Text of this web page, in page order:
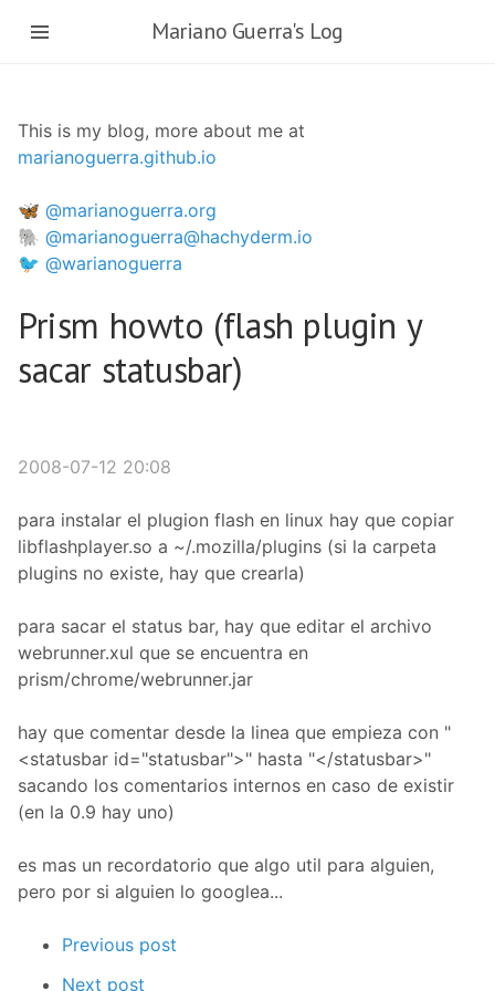
Mariano Guerra's Log
This is my blog, more about me at
marianoguerra.github.io
🦋 @marianoguerra.org
🐘 @marianoguerra@hachyderm.io
🐦 @warianoguerra
Prism howto (flash plugin y
sacar statusbar)
2008-07-12 20:08
para instalar el plugion flash en linux hay que copiar
libflashplayer.so a ~/.mozilla/plugins (si la carpeta
plugins no existe, hay que crearla)
para sacar el status bar, hay que editar el archivo
webrunner.xul que se encuentra en
prism/chrome/webrunner.jar
hay que comentar desde la linea que empieza con "
<statusbar id="statusbar">" hasta "</statusbar>"
sacando los comentarios internos en caso de existir
(en la 0.9 hay uno)
es mas un recordatorio que algo util para alguien,
pero por si alguien lo googlea...
Previous post
Next post